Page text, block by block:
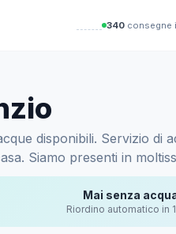
340consegne
disponibili. Servizio
Siamo presenti in
Mai senza
Riordino automatico in